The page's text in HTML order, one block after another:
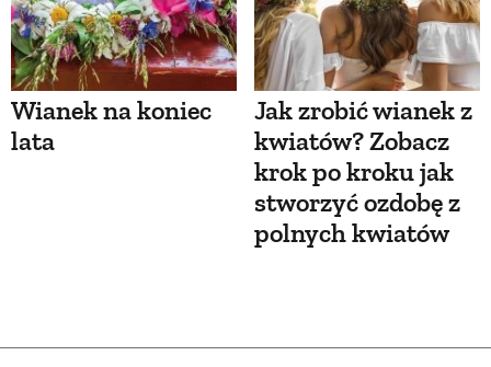
Wianek na koniec
lata
Jak zrobić wianek z
kwiatów? Zobacz
krok po kroku jak
stworzyć ozdobę z
polnych kwiatów